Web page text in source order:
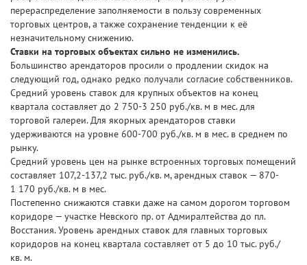
перераспределение заполняемости в пользу современных
торговых центров, а также сохранение тенденции к её
незначительному снижению.
Ставки на торговых объектах сильно не изменились.
Большинство арендаторов просили о продлении скидок на
следующий год, однако редко получали согласие собственников.
Средний уровень ставок для крупных объектов на конец
квартала составляет до 2 750-3 250 руб./кв. м в мес. для
торговой галереи. Для якорных арендаторов ставки
удерживаются на уровне 600-700 руб./кв. м в мес. в среднем по
рынку.
Средний уровень цен на рынке встроенных торговых помещений
составляет 107,2-137,2 тыс. руб./кв. м, арендных ставок — 870-
1 170 руб./кв. м в мес.
Постепенно снижаются ставки даже на самом дорогом торговом
коридоре — участке Невского пр. от Адмиралтейства до пл.
Восстания. Уровень арендных ставок для главных торговых
коридоров на конец квартала составляет от 5 до 10 тыс. руб./
кв. м.